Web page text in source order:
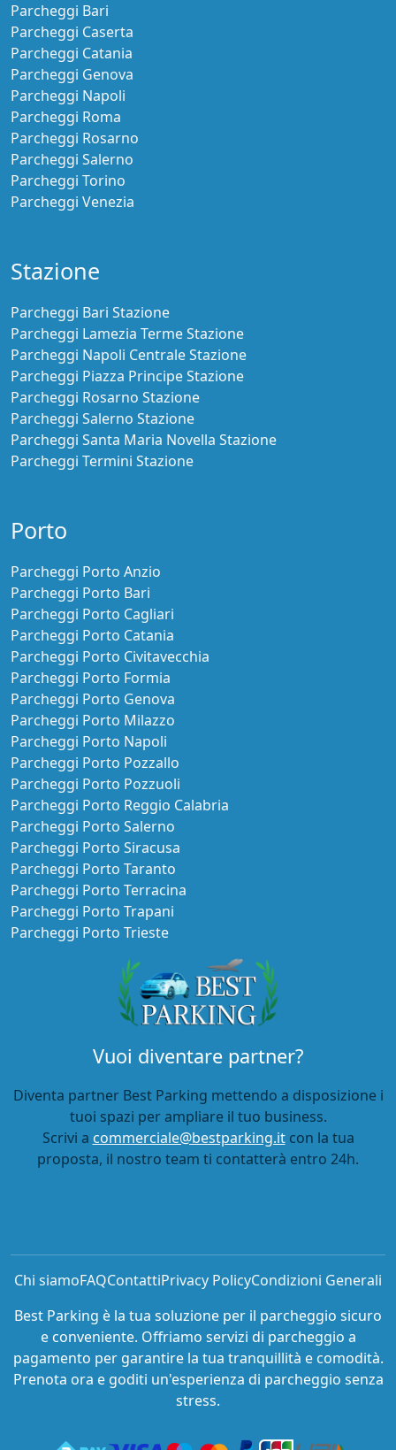
Parcheggi Bari
Parcheggi Caserta
Parcheggi Catania
Parcheggi Genova
Parcheggi Napoli
Parcheggi Roma
Parcheggi Rosarno
Parcheggi Salerno
Parcheggi Torino
Parcheggi Venezia
Stazione
Parcheggi Bari Stazione
Parcheggi Lamezia Terme Stazione
Parcheggi Napoli Centrale Stazione
Parcheggi Piazza Principe Stazione
Parcheggi Rosarno Stazione
Parcheggi Salerno Stazione
Parcheggi Santa Maria Novella Stazione
Parcheggi Termini Stazione
Porto
Parcheggi Porto Anzio
Parcheggi Porto Bari
Parcheggi Porto Cagliari
Parcheggi Porto Catania
Parcheggi Porto Civitavecchia
Parcheggi Porto Formia
Parcheggi Porto Genova
Parcheggi Porto Milazzo
Parcheggi Porto Napoli
Parcheggi Porto Pozzallo
Parcheggi Porto Pozzuoli
Parcheggi Porto Reggio Calabria
Parcheggi Porto Salerno
Parcheggi Porto Siracusa
Parcheggi Porto Taranto
Parcheggi Porto Terracina
Parcheggi Porto Trapani
Parcheggi Porto Trieste
Vuoi diventare partner?
Diventa partner Best Parking mettendo a disposizione i
tuoi spazi per ampliare il tuo business.
Scrivi a commerciale@bestparking.itcon la tua
proposta, il nostro team ti contatterà entro 24h.
Chi siamoFAQContattiPrivacy PolicyCondizioni Generali
Best Parking è la tua soluzione per il parcheggio sicuro
e conveniente. Offriamo servizi di parcheggio a
pagamento per garantire la tua tranquillità e comodità.
Prenota ora e goditi un'esperienza di parcheggio senza
stress.